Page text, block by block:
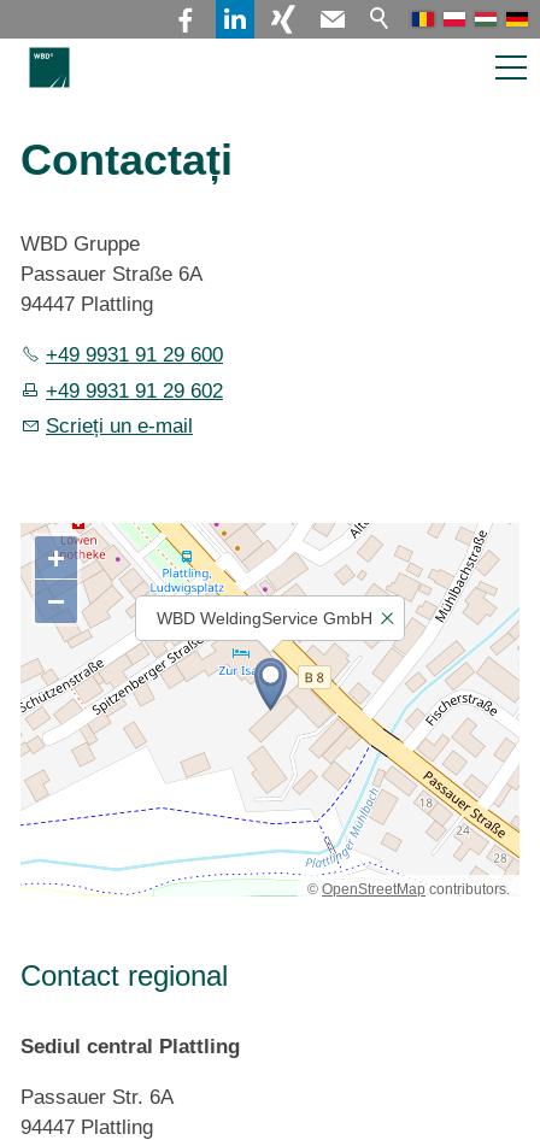
Firma și serviciile prestate
Contact
Contactați
WBD Gruppe
Passauer Straße 6A
94447 Plattling
+49 9931 91 29 600
+49 9931 91 29 602
Scrieți un e-mail
WBD WeldingService GmbH
+
−
©OpenStreetMapcontributors.
Contact regional
Sediul central Plattling
Passauer Str. 6A
94447 Plattling